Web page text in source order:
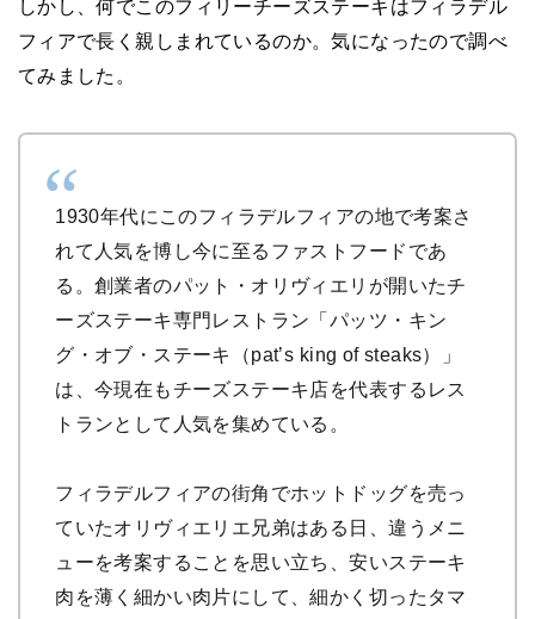
しかし、何でこのフィリーチーズステーキはフィラデル
フィアで長く親しまれているのか。気になったので調べ
てみました。
1930年代にこのフィラデルフィアの地で考案さ
れて人気を博し今に至るファストフードであ
る。創業者のパット・オリヴィエリが開いたチ
ーズステーキ専門レストラン「パッツ・キン
グ・オブ・ステーキ（pat’s king of steaks）」
は、今現在もチーズステーキ店を代表するレス
トランとして人気を集めている。
フィラデルフィアの街角でホットドッグを売っ
ていたオリヴィエリエ兄弟はある日、違うメニ
ューを考案することを思い立ち、安いステーキ
肉を薄く細かい肉片にして、細かく切ったタマ